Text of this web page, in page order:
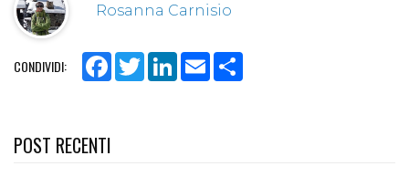
Rosanna Carnisio
CONDIVIDI: Facebook
TwitterLinkedIn
Email
POST RECENTI